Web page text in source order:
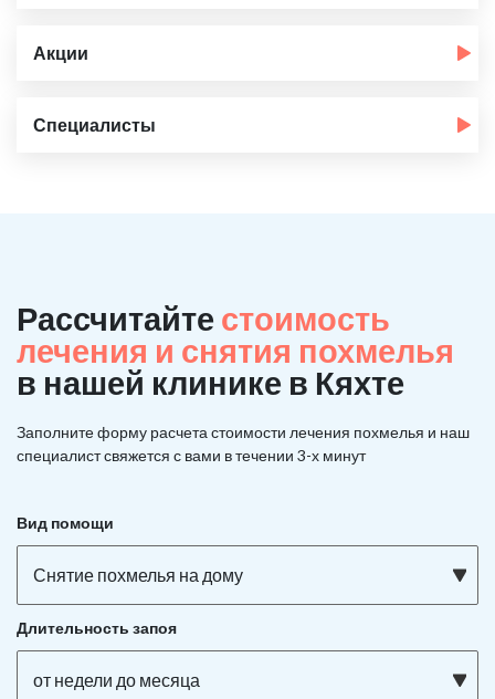
Акции
Специалисты
Рассчитайте стоимость
лечения и снятия похмелья
в нашей клинике в Кяхте
Заполните форму расчета стоимости лечения похмелья и наш
специалист свяжется с вами в течении 3-х минут
Вид помощи
Снятие похмелья на дому
Длительность запоя
от недели до месяца